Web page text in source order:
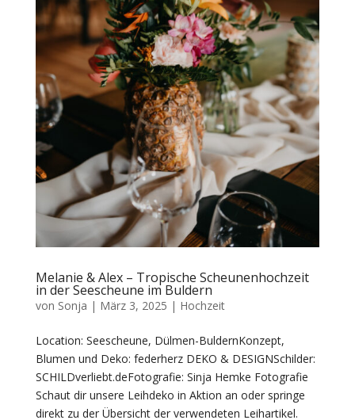
Melanie & Alex – Tropische Scheunenhochzeit
in der Seescheune im Buldern
von Sonja | März 3, 2025 | Hochzeit
Location: Seescheune, Dülmen-BuldernKonzept,
Blumen und Deko: federherz DEKO & DESIGNSchilder:
SCHILDverliebt.deFotografie: Sinja Hemke Fotografie
Schaut dir unsere Leihdeko in Aktion an oder springe
direkt zu der Übersicht der verwendeten Leihartikel.